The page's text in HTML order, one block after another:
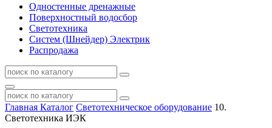
Одностенные дренажные
Поверхностный водосбор
Светотехника
Систем (Шнейдер) Электрик
Распродажа
Главная Каталог Светотехническое оборудование 10.
Светотехника ИЭК